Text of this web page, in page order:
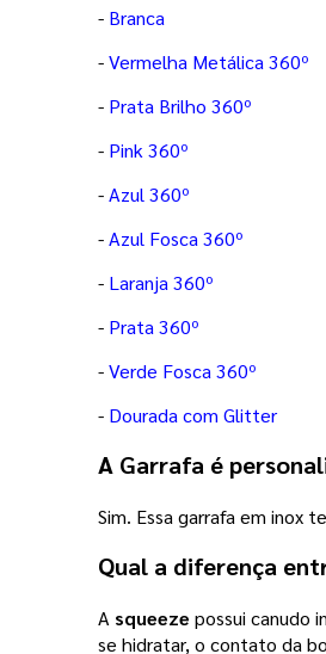
- Branca
-Vermelha Metálica 360º
- Prata Brilho 360º
- Pink 360º
-Azul 360º
-Azul Fosca 360º
- Laranja 360º
- Prata 360º
-Verde Fosca 360º
- Dourada com Glitter
A Garrafa é
Sim. Essa garrafa em inox
Qual a diferença
A squeeze possui canudo
se hidratar, o contato da